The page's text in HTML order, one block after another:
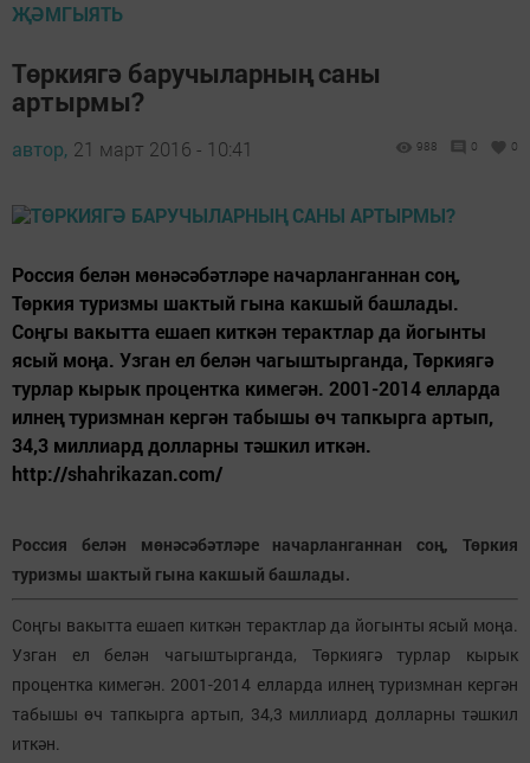
ҖӘМГЫЯТЬ
Төркиягә баручыларның саны
артырмы?
автор, 21 март 2016 - 10:41 988 0 0
Россия белән мөнәсәбәтләре начарланганнан соң,
Төркия туризмы шактый гына какшый башлады.
Соңгы вакытта ешаеп киткән терактлар да йогынты
ясый моңа. Узган ел белән чагыштырганда, Төркиягә
турлар кырык процентка кимегән. 2001-2014 елларда
илнең туризмнан кергән табышы өч тапкырга артып,
34,3 миллиард долларны тәшкил иткән.
http://shahrikazan.com/
Россия белән мөнәсәбәтләре начарланганнан соң, Төркия
туризмы шактый гына какшый башлады.
Соңгы вакытта ешаеп киткән терактлар да йогынты ясый моңа.
Узган ел белән чагыштырганда, Төркиягә турлар кырык
процентка кимегән. 2001-2014 елларда илнең туризмнан кергән
табышы өч тапкырга артып, 34,3 миллиард долларны тәшкил
иткән.